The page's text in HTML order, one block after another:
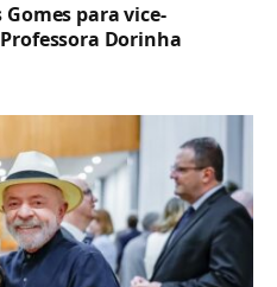
para vice-
Dorinha